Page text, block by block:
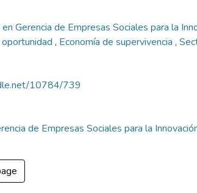
Gerencia de Empresas Sociales para la
, Economía de supervivencia ,
10784/739
de Empresas Sociales para la